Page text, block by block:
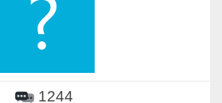
1244